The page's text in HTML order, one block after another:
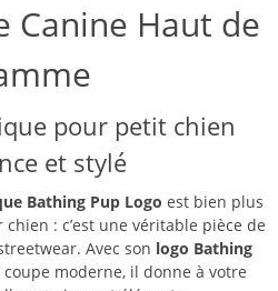
Canine Haut de
pour petit chien
et stylé
Bathing Pup Logo est bien plus
: c’est une véritable pièce de
Avec son logo Bathing
moderne, il donne à votre